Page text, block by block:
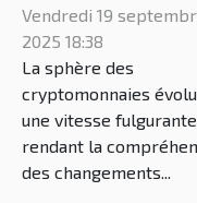
cette méthode
modifications
réglementaires
transactions en
cryptomonnaie
Vendredi 19
2025 18:38
La sphère des
cryptomonnaies
une vitesse
rendant la
des changements...